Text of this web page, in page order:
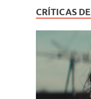
CRÍTICAS